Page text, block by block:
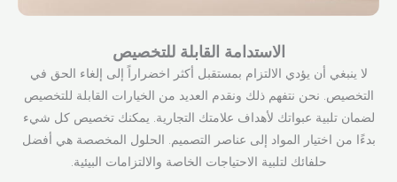
الاستدامة القابلة للتخصيص
لا ينبغي أن يؤدي الالتزام بمستقبل أكثر اخضراراً إلى إلغاء الحق في
التخصيص. نحن نتفهم ذلك ونقدم العديد من الخيارات القابلة للتخصيص
لضمان تلبية عبواتك لأهداف علامتك التجارية. يمكنك تخصيص كل شيء
بدءًا من اختيار المواد إلى عناصر التصميم. الحلول المخصصة هي أفضل
حلفائك لتلبية الاحتياجات الخاصة والالتزامات البيئية.